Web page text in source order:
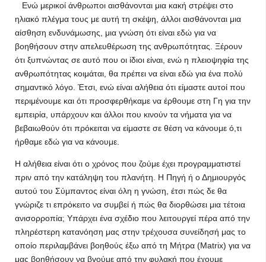
Ενώ μερικοί άνθρωποι αισθάνονται μια κακή στρέψει στο
ηλιακό πλέγμα τους με αυτή τη σκέψη, άλλοι αισθάνονται μια
αίσθηση ενδυνάμωσης, μια γνώση ότι είναι εδώ για να
βοηθήσουν στην απελευθέρωση της ανθρωπότητας. Ξέρουν
ότι ξυπνώντας σε αυτό που οι ίδιοι είναι, ενώ η πλειοψηφία της
ανθρωπότητας κοιμάται, θα πρέπει να είναι εδώ για ένα πολύ
σημαντικό λόγο. Έτσι, ενώ είναι αλήθεια ότι είμαστε αυτοί που
περιμένουμε και ότι προσφερθήκαμε να έρθουμε στη Γη για την
εμπειρία, υπάρχουν και άλλοι που κινούν τα νήματα για να
βεβαιωθούν ότι πρόκειται να είμαστε σε θέση να κάνουμε ό,τι
ήρθαμε εδώ για να κάνουμε.
Η αλήθεια είναι ότι ο χρόνος που ζούμε έχει προγραμματιστεί
πριν από την κατάληψη του πλανήτη. Η Πηγή ή ο Δημιουργός
αυτού του Σύμπαντος είναι όλη η γνώση, έτσι πώς δε θα
γνώριζε τι επρόκειτο να συμβεί ή πώς θα διορθώσει μια τέτοια
ανισορροπία; Υπάρχει ένα σχέδιο που λειτουργεί πέρα ​​από την
πληρέστερη κατανόηση μας στην τρέχουσα συνείδησή μας το
οποίο περιλαμβάνει βοηθούς έξω από τη Μήτρα (Μatrix) για να
μας βοηθήσουν να βγούμε από την φυλακή που έχουμε